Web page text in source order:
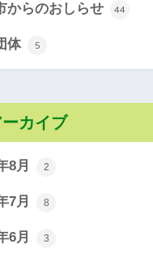
からのおしらせ 44
体 5
ーカイブ
8月 2
7月 8
6月 3